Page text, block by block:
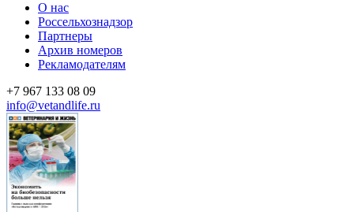
О нас
Россельхознадзор
Партнеры
Архив номеров
Рекламодателям
+7 967 133 08 09
info@vetandlife.ru